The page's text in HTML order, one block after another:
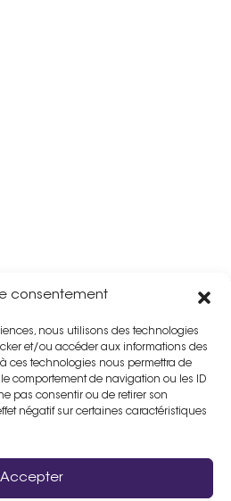
consentement
nous utilisons des technologies
et/ou accéder aux informations des
ces technologies nous permettra de
comportement de navigation ou les ID
pas consentir ou de retirer son
négatif sur certaines caractéristiques
Accepter